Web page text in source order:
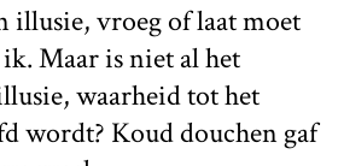
illusie, vroeg of laat moet
Maar is niet al het
waarheid tot het
wordt? Koud douchen gaf